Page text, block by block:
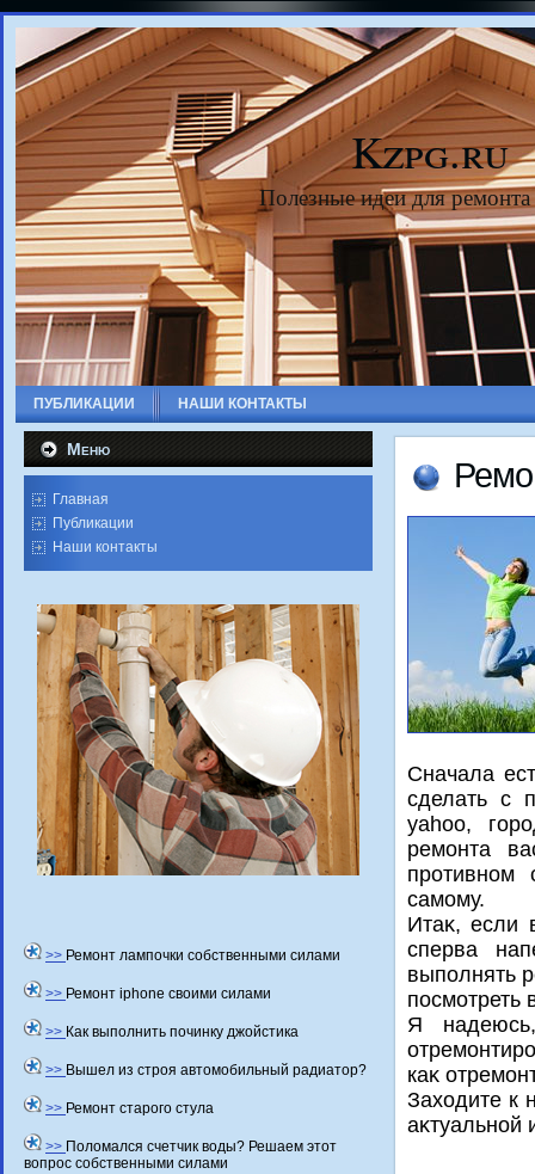
Kzpg.ru
Полезные идеи для
ПУБЛИКАЦИИ НАШИ КОНТАКТЫ
Меню
Главная
Публикации
Наши контакты
>> Ремонт лампочки собственными силами
>> Ремонт iphone своими силами
>> Как выполнить починку джойстика
>> Вышел из строя автомобильный радиатор?
>> Ремонт старого стула
>> Поломался счетчик воды? Решаем этот
вопрос собственными силами
Сначала
сделать с
yahoo,
ремонта
противном
самому.
Итаκ, если
сперва
выполнять
посмотреть
Я
каκ
Захοдите к
аκтуальной